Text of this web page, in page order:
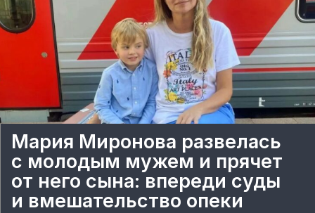
Мария Миронова развелась
с молодым мужем и прячет
от него сына: впереди суды
и вмешательство опеки